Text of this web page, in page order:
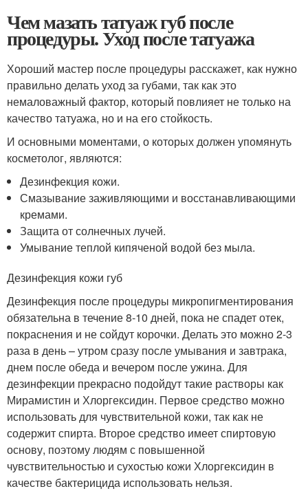
Чем мазать татуаж губ после
процедуры. Уход после татуажа
Хороший мастер после процедуры расскажет, как нужно
правильно делать уход за губами, так как это
немаловажный фактор, который повлияет не только на
качество татуажа, но и на его стойкость.
И основными моментами, о которых должен упомянуть
косметолог, являются:
Дезинфекция кожи.
Смазывание заживляющими и восстанавливающими
кремами.
Защита от солнечных лучей.
Умывание теплой кипяченой водой без мыла.
Дезинфекция кожи губ
Дезинфекция после процедуры микропигментирования
обязательна в течение 8-10 дней, пока не спадет отек,
покраснения и не сойдут корочки. Делать это можно 2-3
раза в день – утром сразу после умывания и завтрака,
днем после обеда и вечером после ужина. Для
дезинфекции прекрасно подойдут такие растворы как
Мирамистин и Хлоргексидин. Первое средство можно
использовать для чувствительной кожи, так как не
содержит спирта. Второе средство имеет спиртовую
основу, поэтому людям с повышенной
чувствительностью и сухостью кожи Хлоргексидин в
качестве бактерицида использовать нельзя.